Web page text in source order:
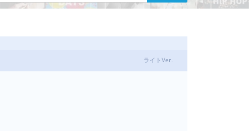
ライトVer.